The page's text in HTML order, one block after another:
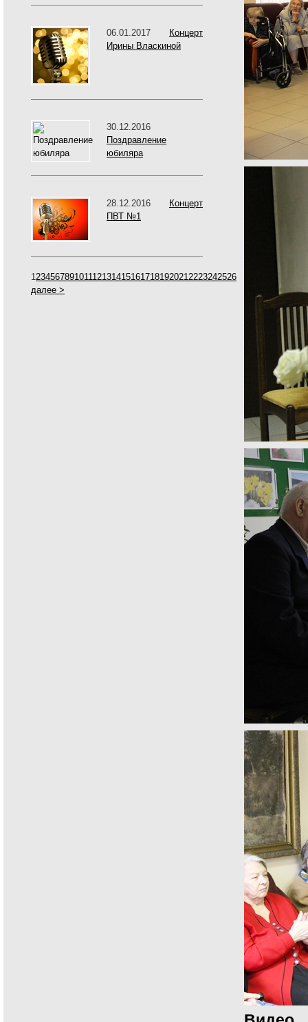
06.01.2017 Концерт
Ирины Власкиной
30.12.2016
Поздравление
юбиляра
28.12.2016 Концерт
ПВТ №1
1 23456789101112131415161718192021 2223242526
далее >